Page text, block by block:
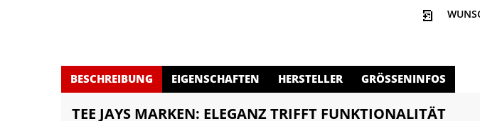
BESCHREIBUNG EIGENSCHAFTEN HERSTELLER GRÖSSENINFOS
TEE JAYS MARKEN: ELEGANZ TRIFFT FUNKTIONALITÄT